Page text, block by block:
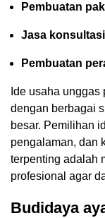
Pembuatan
Jasa
Pembuatan
Ide usaha
dengan berbagai
besar. Pemilihan
pengalaman, dan
terpenting adalah
profesional agar
Budidaya